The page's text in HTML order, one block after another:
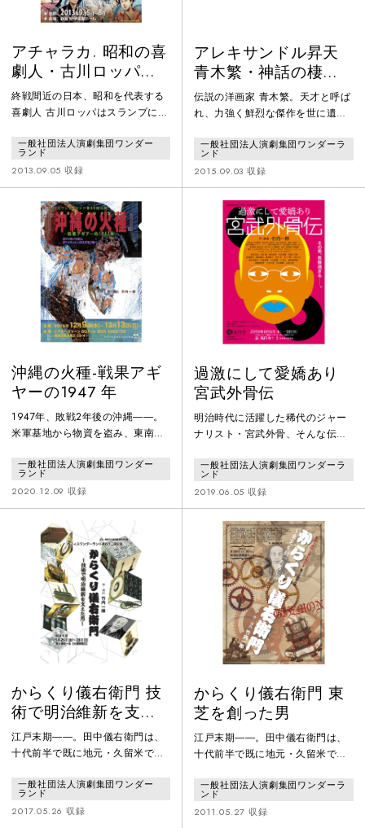
アチャラカ. 昭和の喜
劇人・古川ロッパ、
ハリキる
終戦間近の日本、昭和を代表する
喜劇人 古川ロッパはスランプに陥
本健一、通称エノケンが台頭して
きた事がキッカケだった。軽快な
動きで笑いを取るエノケンの姿と
ロッパ。そんな中、2人に共演の
依頼が舞い込んでくる――。日本
人の笑い、そのルーツに迫る野心
一般社団法人演劇集団ワンダー
ランド
2013.09.05 収録
アレキサンドル昇天
青木繁・神話の棲み
処
伝説の洋画家 青木繁。天才と呼ば
れ、力強く鮮烈な傑作を世に遺す
浪の末に病に倒れ28歳の若さで早
逝した悲劇の画家。 彼の最高傑作
と名高い「海の幸」この絵はどう
友の老画家 坂本繁二郎によって語
られる青木繁、その青春の日々。
一般社団法人演劇集団ワンダーラ
ンド
2015.09.03 収録
沖縄の火種-戦果アギ
ヤーの1947 年
1947年、敗戦2年後の沖縄――。
米軍基地から物資を盗み、東南ア
果アギヤー」たちの群れがあっ
た。ある時、アギヤーはとんでも
ないものを盗んでしまう。 原子爆
米軍にとっては一大事。 一方、ア
ギヤーは、米軍撤退と沖縄独立を
目指す「琉球独立党」と手を結
ぶ。 一個の原子爆弾をめぐって沖
縄が揺れ動く――！
一般社団法人演劇集団ワンダー
ランド
2020.12.09 収録
過激にして愛嬌あり
宮武外骨伝
明治時代に活躍した稀代のジャー
ナリスト・宮武外骨、そんな伝説
スリップしてきた？ジャーナリズ
ムとは何か、反権力とは何か。 現
代社会に一石を投じる問題作――
一般社団法人演劇集団ワンダーラ
ンド
2019.06.05 収録
からくり儀右衛門 技
術で明治維新を支え
た男
江戸末期――。田中儀右衛門は、
十代前半で既に地元・久留米で
ていた。彼が、久留米がすりの創
始者・井上伝の求めに応じ、花や
蝶などの洒落た柄を織り込む技法
一般社団法人演劇集団ワンダー
ランド
2017.05.26 収録
からくり儀右衛門 東
芝を創った男
江戸末期――。田中儀右衛門は、
十代前半で既に地元・久留米で
ていた。彼が、久留米がすりの創
始者・井上伝の求めに応じ、花や
蝶などの洒落た柄を織り込む技法
一般社団法人演劇集団ワンダーラ
ンド
2011.05.27 収録